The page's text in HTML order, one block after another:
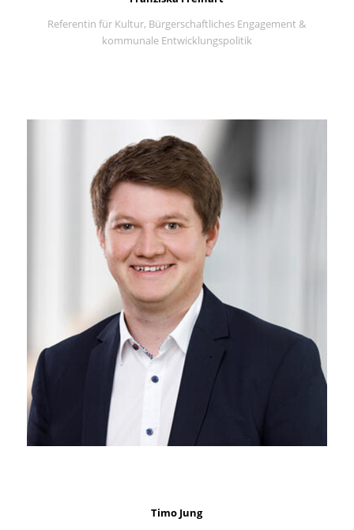
Referentin für Kultur, Bürgerschaftliches Engagement &
kommunale Entwicklungspolitik
Timo Jung